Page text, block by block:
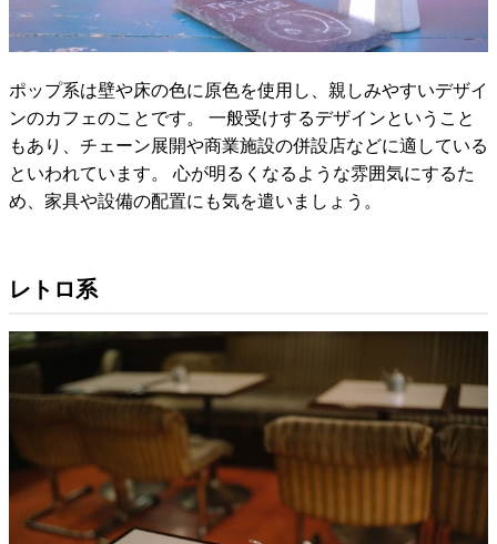
ポップ系は壁や床の色に原色を使用し、親しみやすいデザイ
ンのカフェのことです。 一般受けするデザインということ
もあり、チェーン展開や商業施設の併設店などに適している
といわれています。 心が明るくなるような雰囲気にするた
め、家具や設備の配置にも気を遣いましょう。
レトロ系